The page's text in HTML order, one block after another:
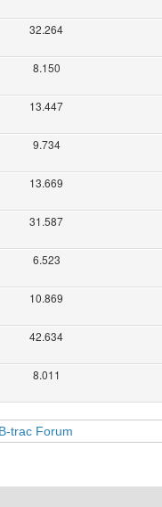
32.264
8.150
13.447
9.734
13.669
31.587
6.523
10.869
42.634
8.011